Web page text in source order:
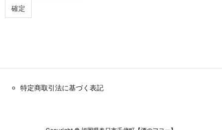
特定商取引法に基づく表記